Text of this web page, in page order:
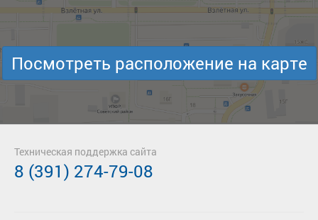
Посмотреть расположение на карте
Техническая поддержка сайта
8 (391) 274-79-08